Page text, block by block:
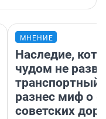
МНЕНИЕ
Наследие,
чудом не
транспортный
разнес миф о
советских